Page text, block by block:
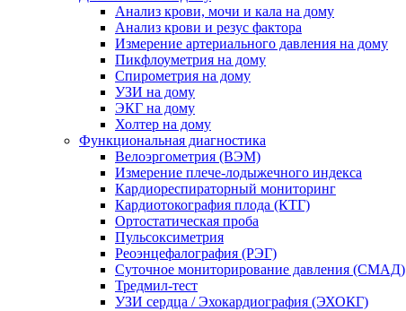
Анализ крови, мочи и кала на дому
Анализ крови и резус фактора
Измерение артериального давления на дому
Пикфлоуметрия на дому
Спирометрия на дому
УЗИ на дому
ЭКГ на дому
Холтер на дому
Функциональная диагностика
Велоэргометрия (ВЭМ)
Измерение плече-лодыжечного индекса
Кардиореспираторный мониторинг
Кардиотокография плода (КТГ)
Ортостатическая проба
Пульсоксиметрия
Реоэнцефалография (РЭГ)
Суточное мониторирование давления (СМАД)
Тредмил-тест
УЗИ сердца / Эхокардиография (ЭХОКГ)